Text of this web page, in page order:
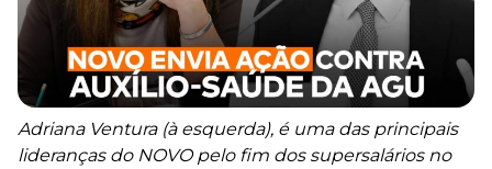
Adriana Ventura (à esquerda), é uma das principais
lideranças do NOVO pelo fim dos supersalários no